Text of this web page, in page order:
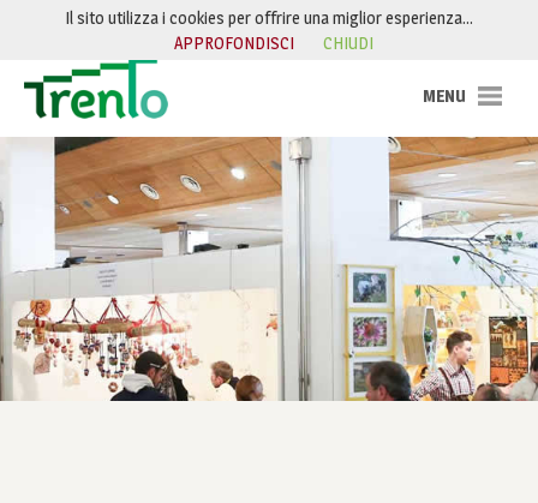
Salta al contenuto
Il sito utilizza i cookies per offrire una miglior esperienza…
APPROFONDISCI
CHIUDI